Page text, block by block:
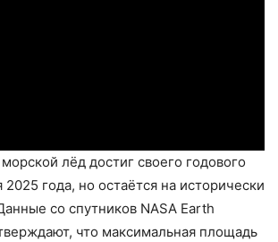
лёд достиг своего годового
2025 года, но остаётся на исторически
со спутников NASA Earth
что максимальная площадь